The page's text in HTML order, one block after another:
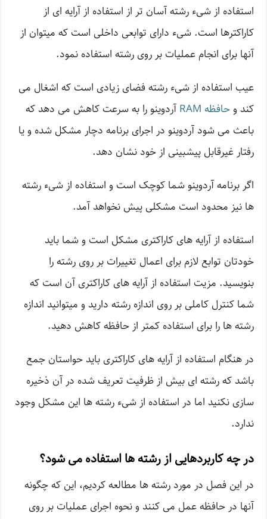
استفاده از شیء رشته آسان تر از استفاده از آرایه ای از
کاراکترها است. شیء دارای توابعی داخلی است که میتوان از
آنها برای انجام عملیات بر روی رشته استفاده نمود.
عیب استفاده از شیء رشته فضای زیادی است که اشغال می
کند وحافظه RAM
آردوینو را به سرعت کاهش می دهد که
باعث می شود آردوینو در اجرای برنامه دچار مشکل شده و یا
رفتار غیرقابل پیشبینی از خود نشان دهد.
اگر برنامه آردوینو شما کوچک است و استفاده از شیء رشته
ها نیز محدود است مشکلی پیش نخواهد آمد.
استفاده از آرایه های کاراکتری مشکل است و شما باید
خودتان توابع لازم برای اعمال تغییرات بر روی رشته را
بنویسید. مزیت استفاده از آرایه های کاراکتری آن است که
شما کنترل کاملی بر روی اندازه رشته دارید و میتوانید اندازه
رشته ها را برای استفاده کمتر از حافظه کاهش دهید.
در هنگام استفاده از آرایه های کاراکتری باید حواستان جمع
باشد که رشته ای بیش از ظرفیت تعریف شده در آن ذخیره
سازی نکنید اما در استفاده از شیء رشته ها این مشکل وجود
ندارد.
در چه کاربردهایی از رشته ها استفاده می شود؟
در این فصل در مورد رشته ها مطالعه کردیم، این که چگونه
آنها در حافظه عمل می کنند و نحوه اجرای عملیات بر روی